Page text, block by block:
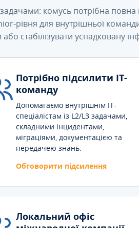
комусь потрібна повна
рівня для внутрішньої
стабілізувати успадковану
Потрібно підсилити IT-
команду
Допомагаємо внутрішнім IT-
спеціалістам із L2/L3 задачами,
складними інцидентами,
міграціями, документацією та
передачею знань.
Обговорити підсилення
Локальний офіс